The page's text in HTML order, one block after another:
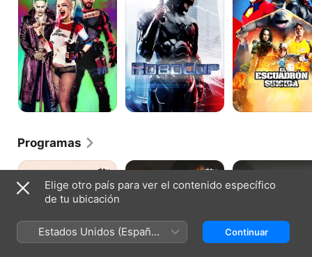
Programas
For
Mankind
Mujeres
Carpool
la
Elige otro país para ver el contenido específico
de tu ubicación
Estados Unidos (Español
México)
Continuar